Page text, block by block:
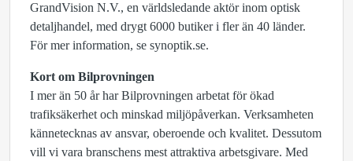
GrandVision N.V., en världsledande aktör inom optisk
detaljhandel, med drygt 6000 butiker i fler än 40 länder.
För mer information, se synoptik.se.
Kort om Bilprovningen
I mer än 50 år har Bilprovningen arbetat för ökad
trafiksäkerhet och minskad miljöpåverkan. Verksamheten
kännetecknas av ansvar, oberoende och kvalitet. Dessutom
vill vi vara branschens mest attraktiva arbetsgivare. Med